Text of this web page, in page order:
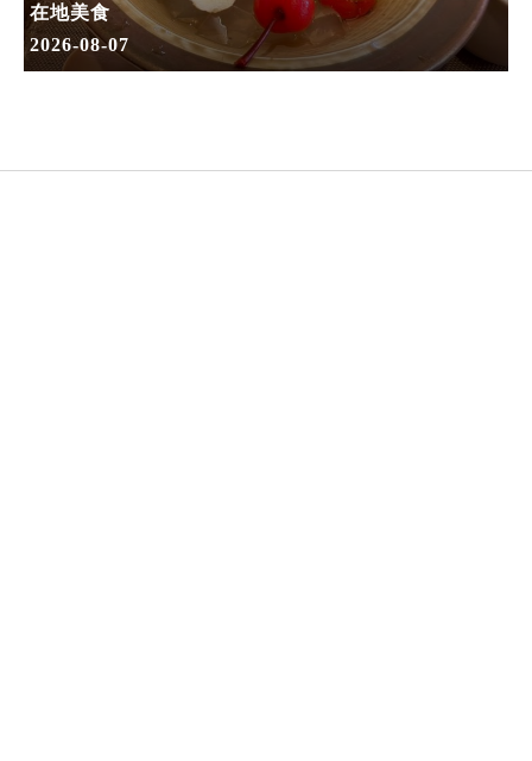
在地美食
2026-08-07